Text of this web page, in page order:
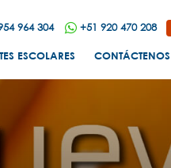
964 304 +51 920 470 208
ESCOLARES CONTÁCTENOS